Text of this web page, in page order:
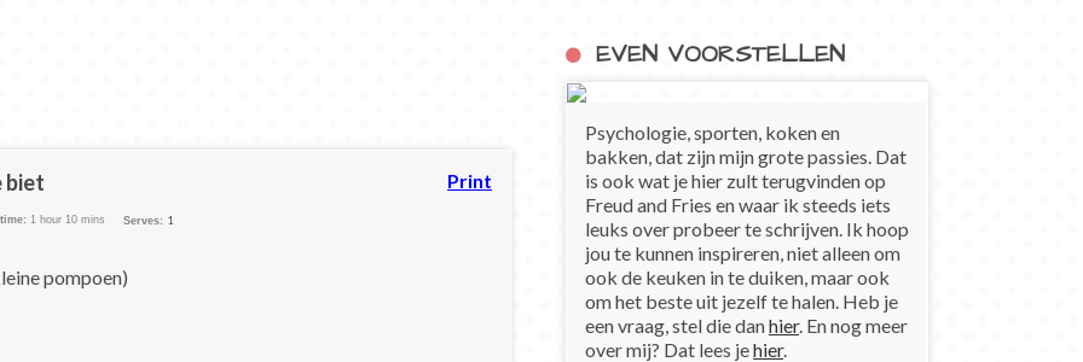
biet Print
1 hour 10 mins Serves: 1
pompoen)
EVEN VOORSTELLEN
Psychologie, sporten, koken en
bakken, dat zijn mijn grote passies. Dat
is ook wat je hier zult terugvinden op
Freud and Fries en waar ik steeds iets
leuks over probeer te schrijven. Ik hoop
jou te kunnen inspireren, niet alleen om
ook de keuken in te duiken, maar ook
om het beste uit jezelf te halen. Heb je
een vraag, stel die danhier. En nog meer
over mij? Dat lees jehier.